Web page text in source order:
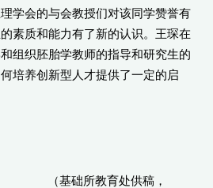
学会的与会教授们对该同学赞誉有
素质和能力有了新的认识。王琛在
组织胚胎学教师的指导和研究生的
培养创新型人才提供了一定的启
育处供稿，